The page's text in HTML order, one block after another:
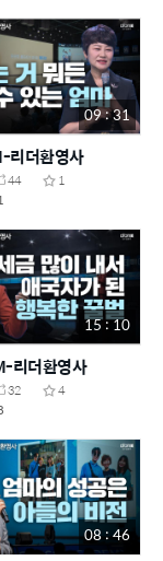
09 : 31
리더환영사
44
1
15 : 10
리더환영사
32
4
08 : 46